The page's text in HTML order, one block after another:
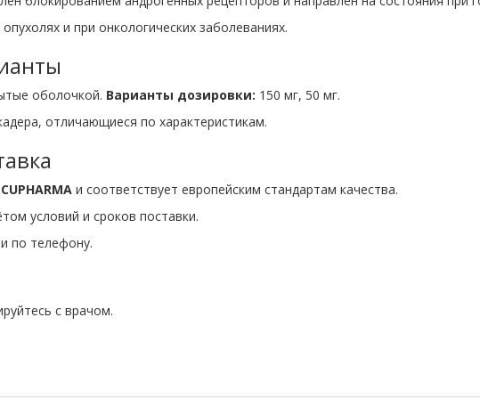
и при онкологических заболеваниях.
оболочкой. Варианты дозировки: 150 мг, 50 мг.
отличающиеся по характеристикам.
и соответствует европейским стандартам качества.
условий и сроков поставки.
по телефону.
с врачом.